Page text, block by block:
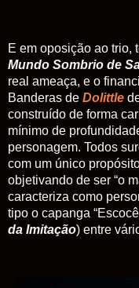
E em oposição ao trio,
Mundo Sombrio de
real ameaça, e o
Banderas de Dolittle
construído de forma
mínimo de
personagem. Todos
com um único
objetivando de ser “o
caracteriza como
tipo o capanga
da Imitação) entre